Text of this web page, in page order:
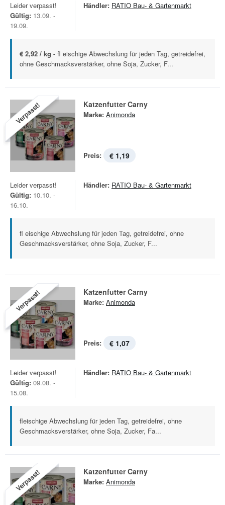
Leider verpasst!
Gültig: 13.09. -
19.09.
Händler: RATIO Bau- & Gartenmarkt
€ 2,92 / kg - fl eischige Abwechslung für jeden Tag, getreidefrei,
ohne Geschmacksverstärker, ohne Soja, Zucker, F...
Verpasst! Katzenfutter Carny
Marke: Animonda
Preis: € 1,19
Leider verpasst!
Gültig: 10.10. -
16.10.
Händler: RATIO Bau- & Gartenmarkt
fl eischige Abwechslung für jeden Tag, getreidefrei, ohne
Geschmacksverstärker, ohne Soja, Zucker, F...
Verpasst! Katzenfutter Carny
Marke: Animonda
Preis: € 1,07
Leider verpasst!
Gültig: 09.08. -
15.08.
Händler: RATIO Bau- & Gartenmarkt
fleischige Abwechslung für jeden Tag, getreidefrei, ohne
Geschmacksverstärker, ohne Soja, Zucker, Fa...
Verpasst! Katzenfutter Carny
Marke: Animonda